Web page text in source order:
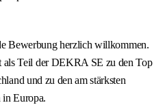
Bewerbung herzlich willkommen.
Teil der DEKRA SE zu den Top
und zu den am stärksten
in Europa.